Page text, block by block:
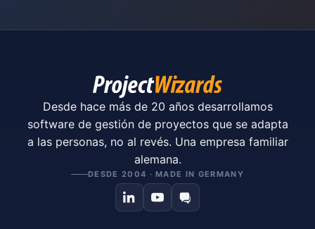
Desde hace más de 20 años desarrollamos
software de gestión de proyectos que se adapta
a las personas, no al revés. Una empresa familiar
alemana.
DESDE 2004 · MADE IN GERMANY